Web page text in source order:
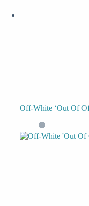
Off-White ‘Out Of